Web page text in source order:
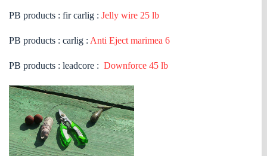
PB products : fir carlig : Jelly wire 25 lb
PB products : carlig : Anti Eject marimea 6
PB products : leadcore : Downforce 45 lb